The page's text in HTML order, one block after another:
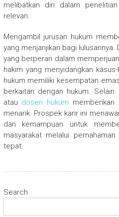
melibatkan diri dalam
relevan.
Mengambil jurusan hukum
yang menjanjikan bagi
yang berperan dalam
hakim yang menyidangkan
hukum memiliki kesempatan
berkaitan dengan hukum.
atau dosen hukum memberikan
menarik. Prospek karir ini
dan kemampuan untuk
masyarakat melalui
tepat.
Search